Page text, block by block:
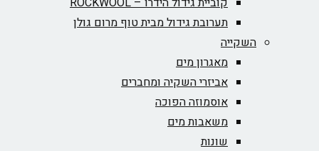
תערובת גידול מבית טוף מרום גולן
השקייה
מאגרון מים
אביזרי השקיה ומחברים
אוסמוזה הפוכה
משאבות מים
שונות